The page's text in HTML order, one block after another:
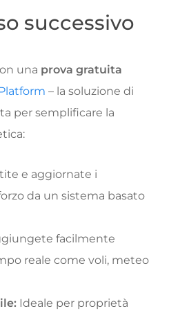
successivo
una prova gratuita
– la soluzione di
per semplificare la
e aggiornate i
da un sistema basato
facilmente
reale come voli, meteo
Ideale per proprietà